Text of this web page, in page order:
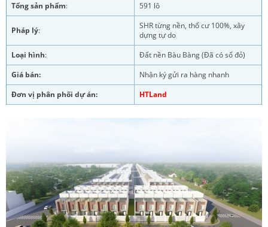
Tổng sản phẩm: 591 lô
Pháp lý:
SHR từng nền, thổ cư 100%, xây
dựng tự do
Loại hình:
Đất nền Bàu Bàng (Đã có sổ đỏ)
Giá bán:
Nhận ký gửi ra hàng nhanh
Đơn vị phân phối dự án:
HTLand